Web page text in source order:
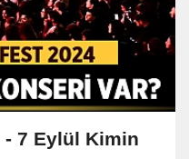
7 Eylül Kimin